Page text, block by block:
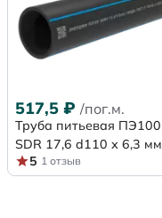
517,5 ₽ /пог.м.
Труба питьевая ПЭ100
SDR 17,6 d110 х 6,3 мм
5 1 отзыв